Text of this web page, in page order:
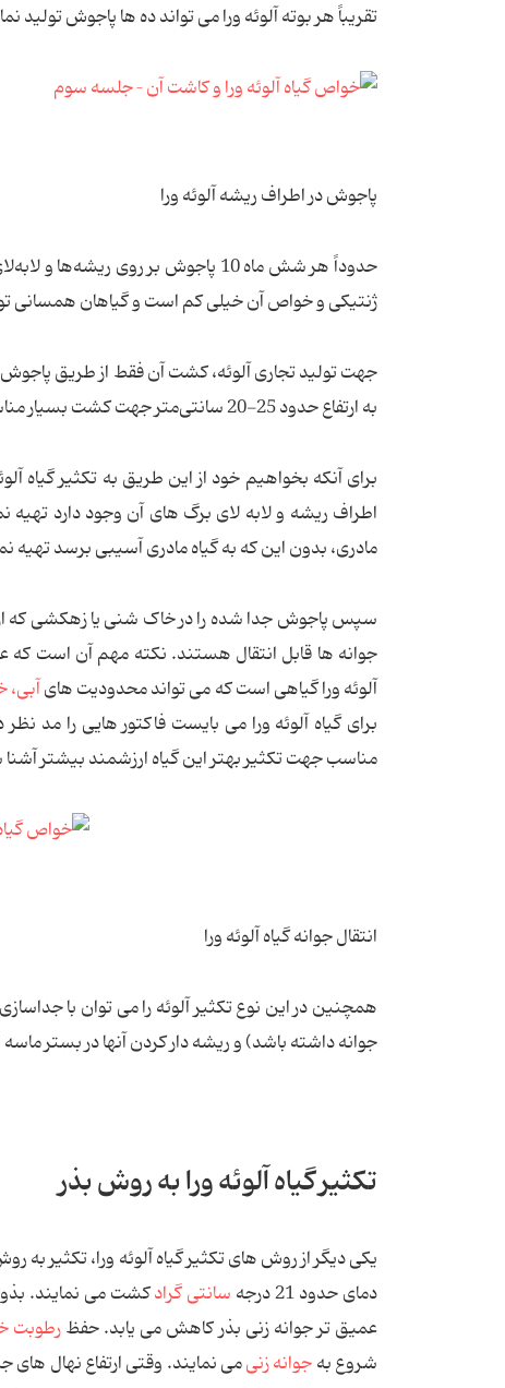
تقریباً هر بوته آلوئه ورا می تواند ده ها پاجوش تولید
پاجوش در اطراف ریشه آلوئه ورا
حدوداً هر شش ماه 10 پاجوش بر روی
ژنتیکی و خواص آن خیلی کم است و گیاهان همسانی
به ارتفاع حدود 25-20 سانتی‌متر جهت کشت بسیار مناسب هستند.
برای آنکه بخواهیم خود از این طریق به تکثیر گیاه
اطراف ریشه و لابه لای برگ های آن وجود دارد تهیه
مادری، بدون این که به گیاه مادری آسیبی برسد تهیه
سپس پاجوش جدا شده را در خاک شنی یا زهکشی که از
جوانه ها قابل انتقال هستند. نکته مهم آن است که
آلوئه ورا گیاهی است که می تواند محدودیت هایآبی،
برای گیاه آلوئه ورا می بایست فاکتور هایی را مد
مناسب جهت تکثیر بهتر این گیاه ارزشمند بیشتر
انتقال جوانه گیاه آلوئه ورا
جوانه داشته باشد) و ریشه دار کردن آنها در بستر
تکثیر گیاه آلوئه ورا به روش بذر
یکی دیگر از روش های تکثیر گیاه آلوئه ورا، تکثیر به
دمای حدود 21 درجه
سانتی گراد
عمیق تر جوانه زنی بذر کاهش می یابد. حفظرطوبت
شروع بهجوانه زنیمی نمایند. وقتی ارتفاع نهال های جدید به حدود 3 سانتی متر رسید قابل